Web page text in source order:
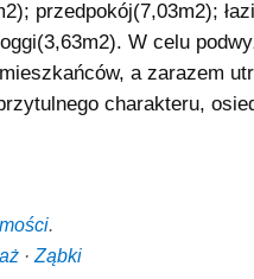
przedpokój(7,03m2);
W celu
a zarazem
charakteru,
.
· Ząbki